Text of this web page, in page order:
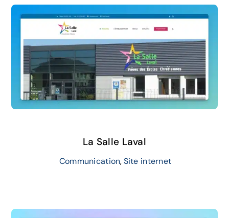
La Salle Laval
Communication,Site internet